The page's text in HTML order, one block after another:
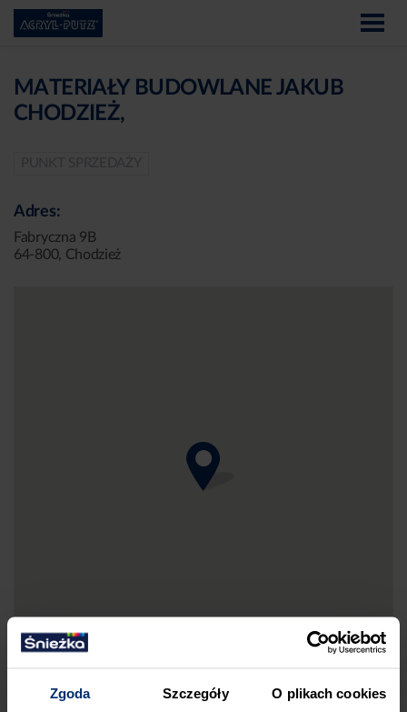
Zgoda Szczegóły O plikach cookies
MATERIAŁY BUDOWLANE JAKUB
CHODZIEŻ,
Adres:
Fabryczna 9B
64-800, Chodzież